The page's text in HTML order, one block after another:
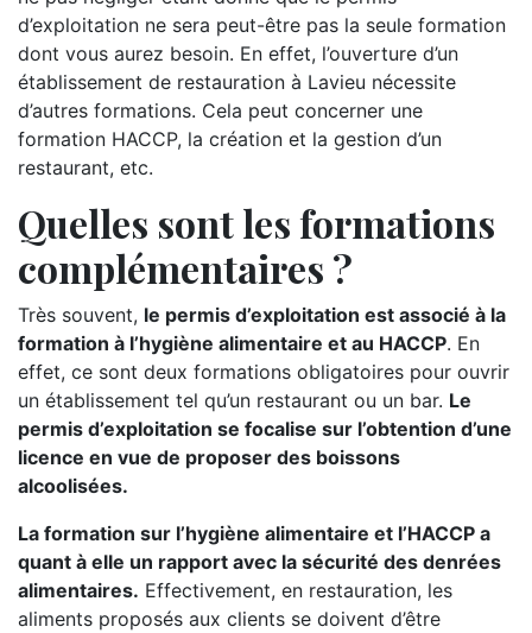
d’exploitation ne sera peut-être pas la seule formation
dont vous aurez besoin. En effet, l’ouverture d’un
établissement de restauration à Lavieu nécessite
d’autres formations. Cela peut concerner une
formation HACCP, la création et la gestion d’un
restaurant, etc.
Quelles sont les formations
complémentaires ?
Très souvent, le permis d’exploitation est associé à la
formation à l’hygiène alimentaire et au HACCP. En
effet, ce sont deux formations obligatoires pour ouvrir
un établissement tel qu’un restaurant ou un bar. Le
permis d’exploitation se focalise sur l’obtention d’une
licence en vue de proposer des boissons
alcoolisées.
La formation sur l’hygiène alimentaire et l’HACCP a
quant à elle un rapport avec la sécurité des denrées
alimentaires. Effectivement, en restauration, les
aliments proposés aux clients se doivent d’être